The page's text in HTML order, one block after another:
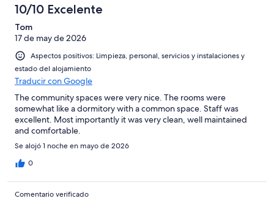
10/10 Excelente
Tom
17 de may de 2026
Aspectos positivos: Limpieza, personal, servicios y instalaciones y
estado del alojamiento
Traducir con Google
The community spaces were very nice. The rooms were
somewhat like a dormitory with a common space. Staff was
excellent. Most importantly it was very clean, well maintained
and comfortable.
Se alojó 1 noche en mayo de 2026
0
Comentario verificado